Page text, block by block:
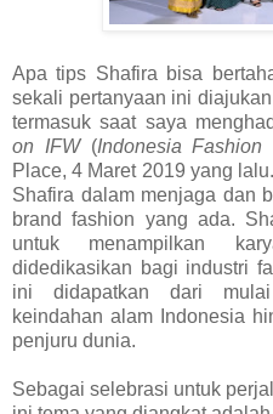
Apa tips Shafira bisa
sekali pertanyaan ini
termasuk saat saya
on IFW(Indonesia Fashion
Place, 4 Maret 2019 yang
Shafira dalam menjaga dan
brand fashion yang ada.
untuk menampilkan
didedikasikan bagi industri
ini didapatkan dari mulai
keindahan alam Indonesia
penjuru dunia.
Sebagai selebrasi untuk